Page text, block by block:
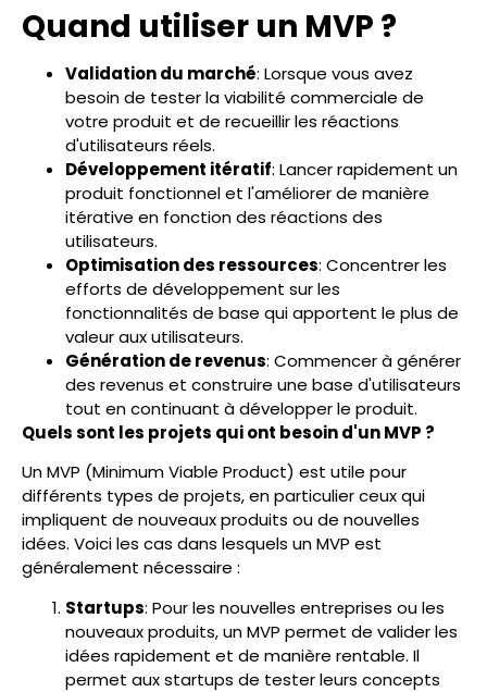
Quand utiliser un MVP ?
Validation du marché: Lorsque vous avez
besoin de tester la viabilité commerciale de
votre produit et de recueillir les réactions
d'utilisateurs réels.
Développement itératif: Lancer rapidement un
produit fonctionnel et l'améliorer de manière
itérative en fonction des réactions des
utilisateurs.
Optimisation des ressources: Concentrer les
efforts de développement sur les
fonctionnalités de base qui apportent le plus de
valeur aux utilisateurs.
Génération de revenus: Commencer à générer
des revenus et construire une base d'utilisateurs
tout en continuant à développer le produit.
Quels sont les projets qui ont besoin d'un MVP ?
Un MVP (Minimum Viable Product) est utile pour
différents types de projets, en particulier ceux qui
impliquent de nouveaux produits ou de nouvelles
idées. Voici les cas dans lesquels un MVP est
généralement nécessaire :
Startups: Pour les nouvelles entreprises ou les
nouveaux produits, un MVP permet de valider les
idées rapidement et de manière rentable. Il
permet aux startups de tester leurs concepts